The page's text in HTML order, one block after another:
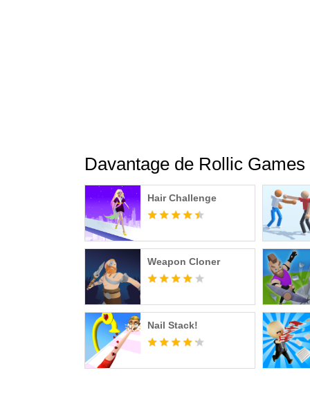
Davantage de Rollic Games
Hair Challenge
Weapon Cloner
Nail Stack!